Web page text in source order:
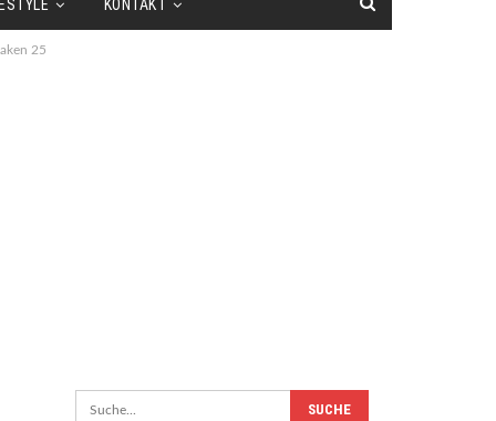
KONTAKT
25